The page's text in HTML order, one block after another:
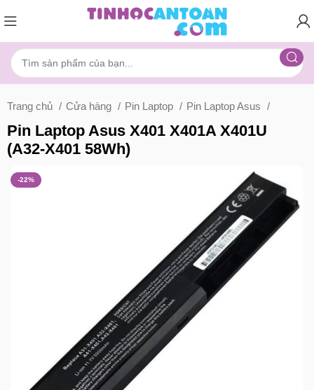
Trang chủ Cửa hàng Pin Laptop Pin Laptop Asus
Pin Laptop Asus X401 X401A X401U
(A32-X401 58Wh)
-22%